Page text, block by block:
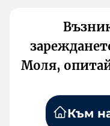
Моля,
Към